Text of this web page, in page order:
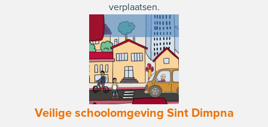
verplaatsen.
Veilige schoolomgeving Sint Dimpna